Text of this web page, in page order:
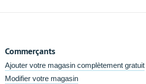
Commerçants
Ajouter votre magasin complètement gratuit
Modifier votre magasin